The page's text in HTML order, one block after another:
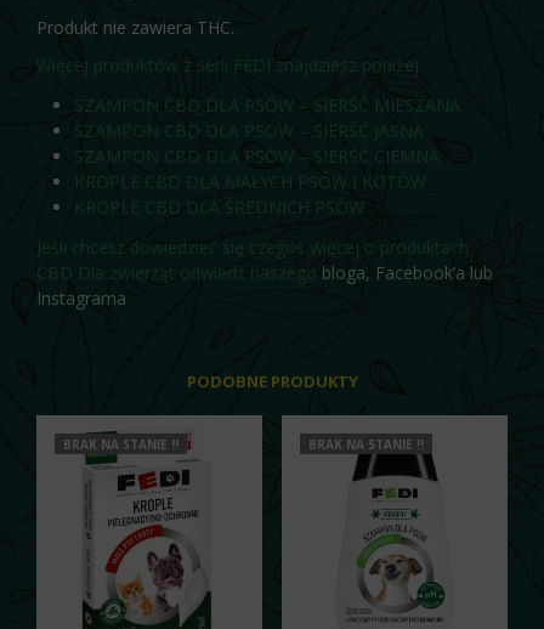
Produkt nie zawiera THC.
Więcej produktów z serii FEDI znajdziesz poniżej:
SZAMPON CBD DLA PSÓW – SIERŚĆ MIESZANA
SZAMPON CBD DLA PSÓW – SIERŚĆ JASNA
SZAMPON CBD DLA PSÓW – SIERŚĆ CIEMNA
KROPLE CBD DLA MAŁYCH PSÓW I KOTÓW
KROPLE CBD DLA ŚREDNICH PSÓW
Jeśli chcesz dowiedzieć się czegoś więcej o produktach
CBD Dla zwierząt odwiedź naszego bloga, Facebook’a lub
Instagrama
PODOBNE PRODUKTY
BRAK NA STANIE !! BRAK NA STANIE !!